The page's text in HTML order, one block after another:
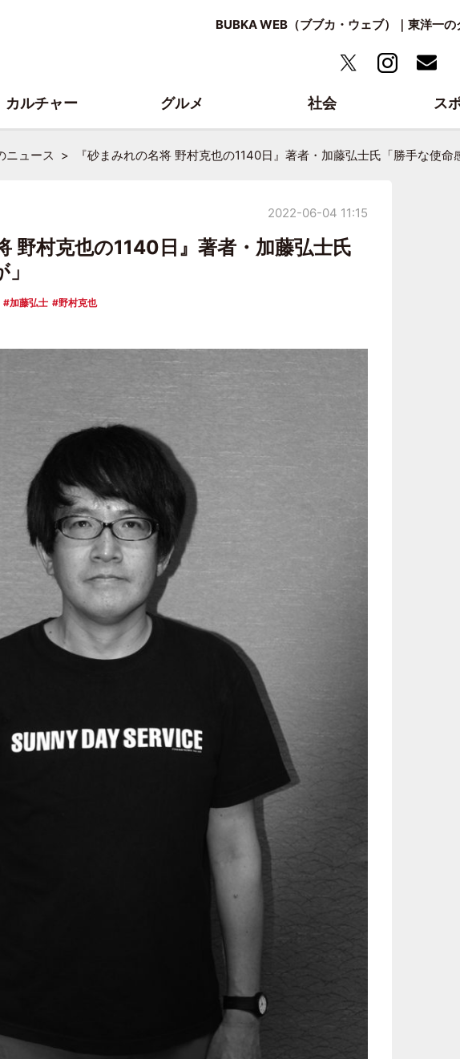
BUBKA WEB（ブブカ・ウェブ）｜東洋一
ニュース 『砂まみれの名将 野村克也の1140日』著者・加藤弘士氏「勝手な使命
2022-06-04 11:15
野村克也の1140日』著者・加藤弘士氏
加藤弘士
野村克也
カルチャー グルメ 社会 ス